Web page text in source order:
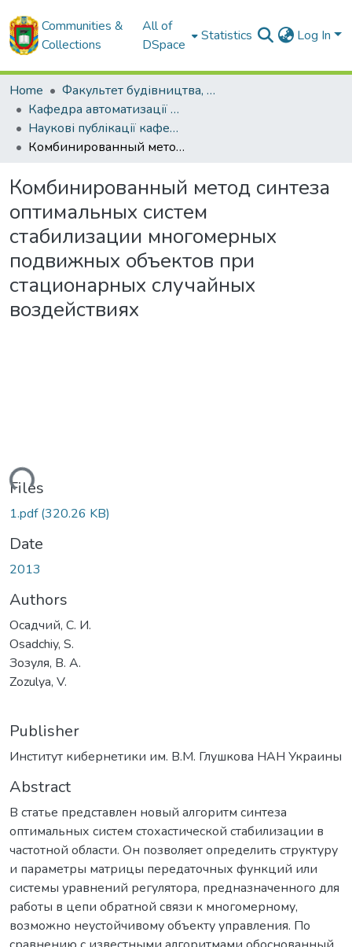
Communities &
Collections
All of
DSpace
Statistics Log In
Home
Факультет будівництва, транспорту та енергетики
Кафедра автоматизації виробничих процесів
Наукові публікації кафедри АВП
Комбинированный метод синтеза оптимальных систем стабилизации многомерных подвижных объектов при стационарных случайных воздействиях
Комбинированный метод синтеза
оптимальных систем
стабилизации многомерных
подвижных объектов при
стационарных случайных
воздействиях
Files
1.pdf(320.26 KB)
Date
2013
Authors
Осадчий, С. И.
Osadchiy, S.
Зозуля, В. А.
Zozulya, V.
Publisher
Институт кибернетики им. В.М. Глушкова НАН Украины
Abstract
В статье представлен новый алгоритм синтеза
оптимальных систем стохастической стабилизации в
частотной области. Он позволяет определить структуру
и параметры матрицы передаточных функций или
системы уравнений регулятора, предназначенного для
работы в цепи обратной связи к многомерному,
возможно неустойчивому объекту управления. По